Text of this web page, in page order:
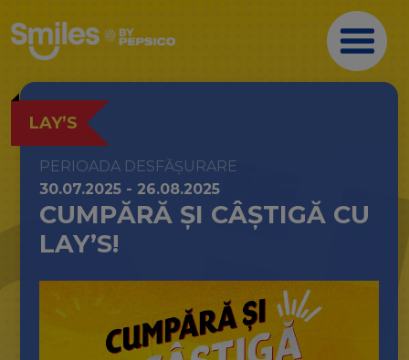
LAY’S
PERIOADA DESFĂȘURARE
30.07.2025 - 26.08.2025
CUMPĂRĂ ȘI CÂȘTIGĂ CU
LAY’S!